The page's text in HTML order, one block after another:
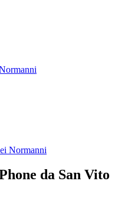
Normanni
da San Vito